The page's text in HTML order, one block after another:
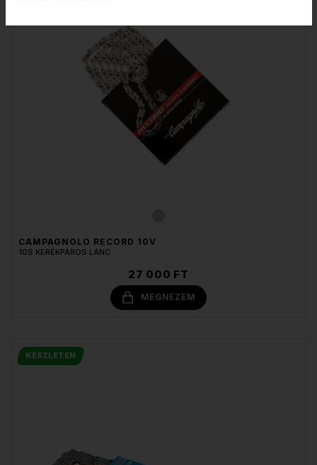
CAMPAGNOLO RECORD 10V
10S KERÉKPÁROS LÁNC
27 000 FT
MEGNÉZEM
KÉSZLETEN